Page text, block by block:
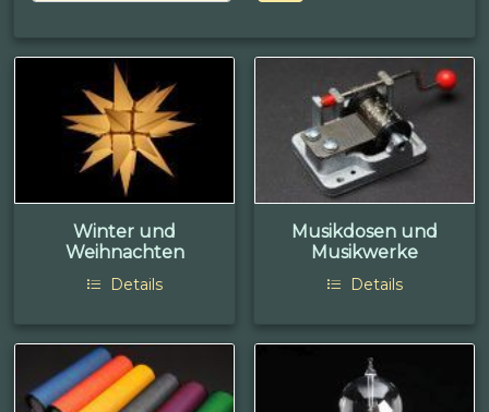
Winter und
Weihnachten
Details
Musikdosen und
Musikwerke
Details